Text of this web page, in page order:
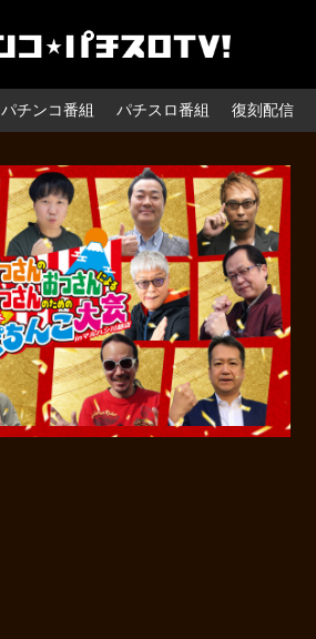
パチンコ番組 パチスロ番組 復刻配信